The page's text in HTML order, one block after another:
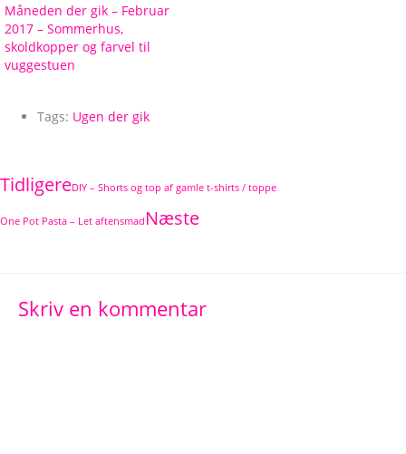
Måneden der gik – Februar
2017 – Sommerhus,
skoldkopper og farvel til
vuggestuen
Tags: Ugen der gik
TidligereDIY – Shorts og top af gamle t-shirts / toppe
One Pot Pasta – Let aftensmad Næste
Skriv en kommentar